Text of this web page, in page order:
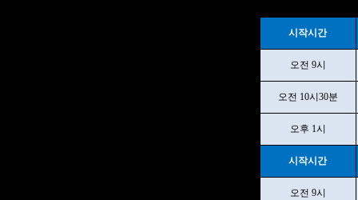
시작시간
오전 9시
오전 10시30분
오후 1시
시작시간
오전 9시